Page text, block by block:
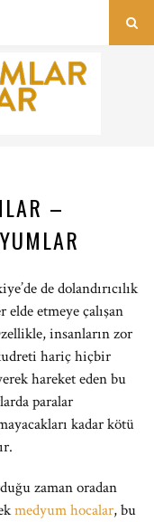
–
de dolandırıcılık
etmeye çalışan
insanların zor
hariç hiçbir
hareket eden bu
paralar
kadar kötü
zaman oradan
medyum hocalar, bu